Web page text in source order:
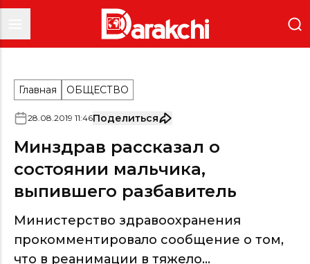
Главная ОБЩЕСТВО
28.08.2019 11:46Поделиться
Минздрав рассказал о
состоянии мальчика,
выпившего разбавитель
Министерство здравоохранения
прокомментировало сообщение о том,
что в реанимации в тяжело...